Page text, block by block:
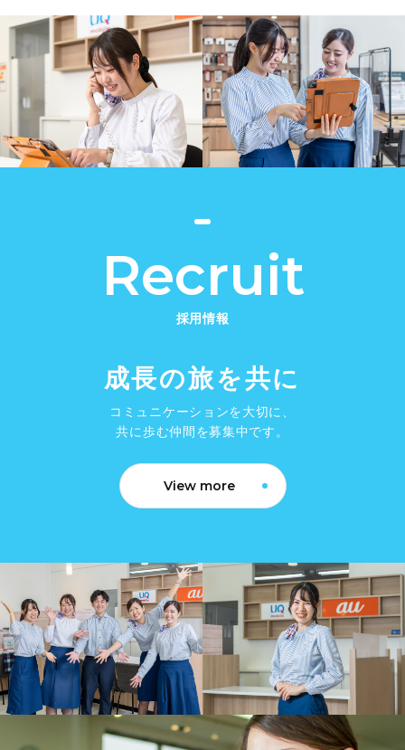
Recruit
採用情報
成長の旅を共に
コミュニケーションを大切に、
共に歩む仲間を募集中です。
View more